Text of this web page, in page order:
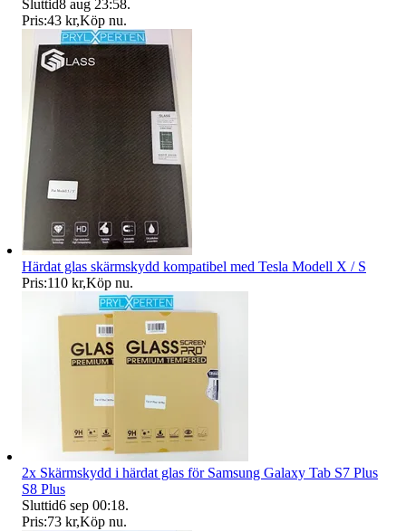
Sluttid8 aug 23:58.
Pris:43 kr,Köp nu.
Härdat glas skärmskydd kompatibel med Tesla Modell X / S
Pris:110 kr,Köp nu.
2x Skärmskydd i härdat glas för Samsung Galaxy Tab S7 Plus
S8 Plus
Sluttid6 sep 00:18.
Pris:73 kr,Köp nu.